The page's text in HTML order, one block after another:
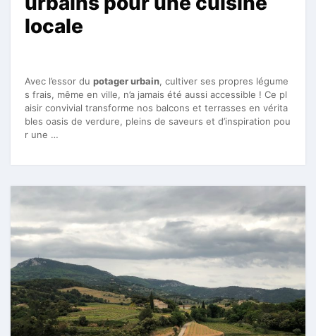
locale
Avec l’essor du potager urbain, cultiver ses propres légume
s frais, même en ville, n’a jamais été aussi accessible ! Ce pl
aisir convivial transforme nos balcons et terrasses en vérita
bles oasis de verdure, pleins de saveurs et d’inspiration pou
r une …